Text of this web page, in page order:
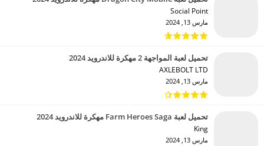
Social Point‏
مارس 13, 2024
تحميل لعبة المواجهة 2 مهكرة للاندرويد 2024
AXLEBOLT LTD‏
مارس 13, 2024
تحميل لعبة Farm Heroes Saga مهكرة للاندرويد 2024
King‏
مارس 13, 2024